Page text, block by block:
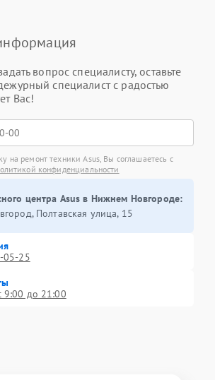
вопрос специалисту, оставьте
специалист с радостью
Вас!
на ремонт техники Asus, Вы соглашаетесь с
конфиденциальности
центра Asus в Нижнем Новгороде:
Полтавская улица, 15
05-25
9:00 до 21:00